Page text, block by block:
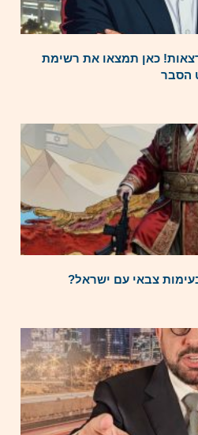
כאן תמצאו את רשימת
הסבר
צבאי עם ישראל?